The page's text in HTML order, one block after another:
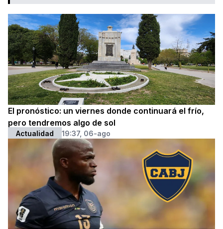
El pronóstico: un viernes donde continuará el frío,
pero tendremos algo de sol
Actualidad 19:37, 06-ago